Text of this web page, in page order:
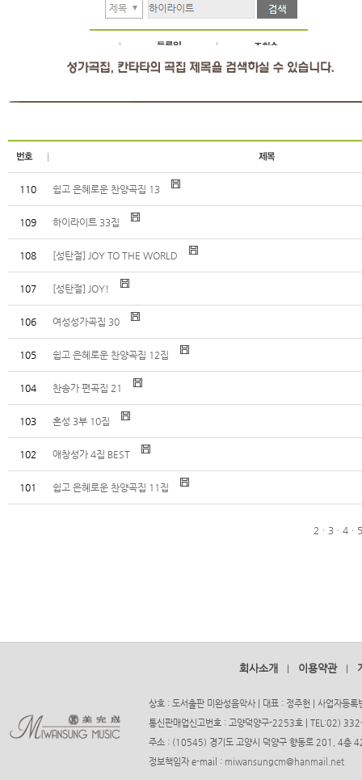
110 쉽고 은혜로운 찬양곡집 13
109 하이라이트 33집
108 [성탄절] JOY TO THE WORLD
107 [성탄절] JOY!
106 여성성가곡집 30
105 쉽고 은혜로운 찬양곡집 12집
104 찬송가 편곡집 21
103 혼성 3부 10집
102 애창성가 4집 BEST
101 쉽고 은혜로운 찬양곡집 11집
2 ㆍ 3 ㆍ 4 ㆍ 5
회사소개 이용약관
상호 : 도서출판 미완성음악사 | 대표 : 정주헌 | 사업자등
통신판매업신고번호 : 고양덕양구-2253호 | TEL:02)
주소 : (10545) 경기도 고양시 덕양구 향동로 201, 4층
정보책임자 e-mail : miwansungcm@hanmail.net